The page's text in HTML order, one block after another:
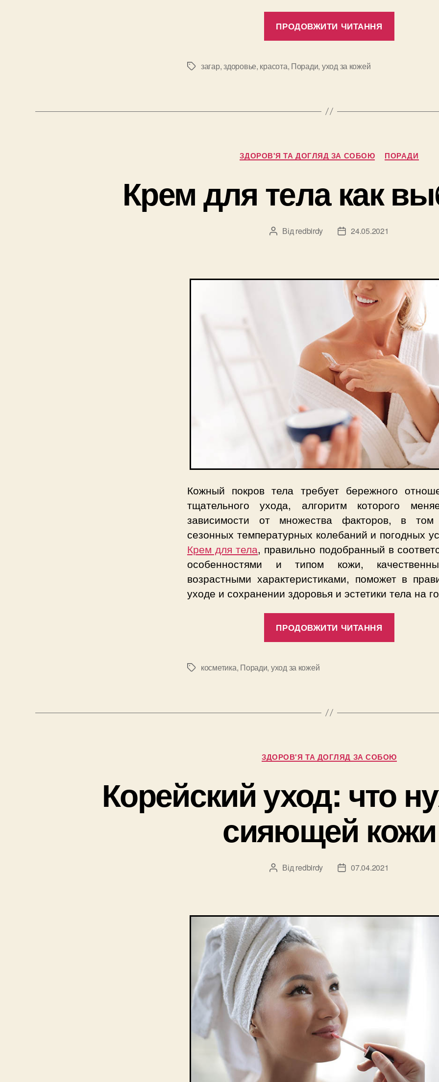
ПРОДОВЖИТИ ЧИТАННЯ
в
Позначки
загар,здоровье, красота, Поради, уход за кожей
Категорії
ЗДОРОВ'Я ТА ДОГЛЯД ЗА СОБОЮ ПОРАДИ
Крем для тела как
Автор
Відredbirdy
Дата24.05.2021
Кожный покров тела требует бережного
тщательного ухода, алгоритм которого
зависимости от множества факторов, в том
сезонных температурных колебаний и погодных
Крем для тела, правильно подобранный в
особенностями и типом кожи,
возрастными характеристиками, поможет в
уходе и сохранении здоровья и эстетики тела на
ПРОДОВЖИТИ ЧИТАННЯ
Позначки
косметика, Поради, уход за кожей
Категорії
ЗДОРОВ'Я ТА ДОГЛЯД ЗА СОБОЮ
Корейский уход: что
сияющей кожи
Автор
Відredbirdy
Дата07.04.2021